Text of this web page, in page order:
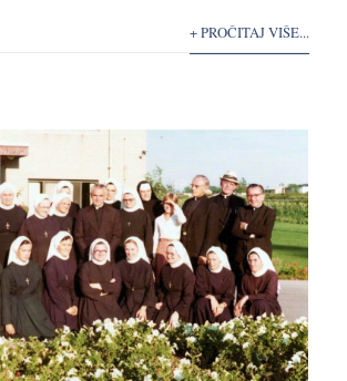
+ PROČITAJ VIŠE...